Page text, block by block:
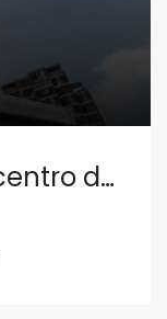
Magnífico Piso en el centro de Valencia